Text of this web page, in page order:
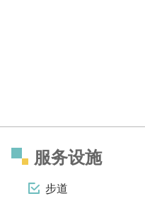
服务设施
步道